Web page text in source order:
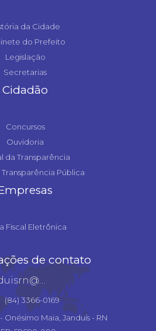
da Cidade
do Prefeito
Legislação
Secretarias
Cidadão
Concursos
Ouvidoria
da Transparência
Transparência Pública
Fiscal Eletrônica
de contato
(84) 3366-0169
Onésimo Maia, Janduís - RN